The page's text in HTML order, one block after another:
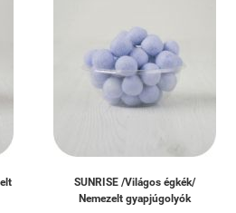
SUNRISE /Világos égkék/
Nemezelt gyapjúgolyók